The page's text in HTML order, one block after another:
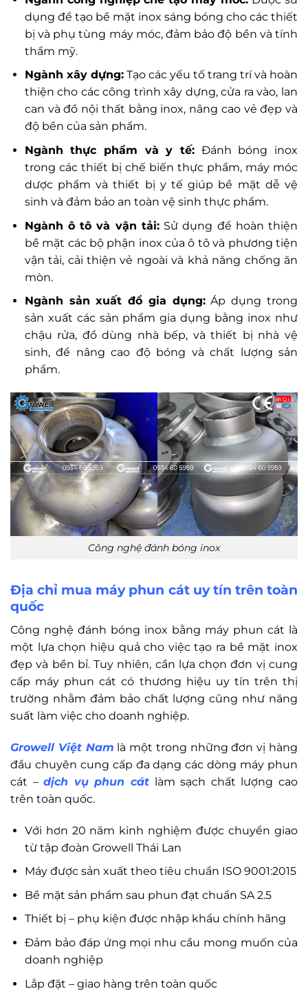
dụng để tạo bề mặt inox sáng bóng cho các thiết
bị và phụ tùng máy móc, đảm bảo độ bền và tính
thẩm mỹ.
Ngành xây dựng:Tạo các yếu tố trang trí và hoàn
thiện cho các công trình xây dựng, cửa ra vào, lan
can và đồ nội thất bằng inox, nâng cao vẻ đẹp và
độ bền của sản phẩm.
Ngành thực phẩm và y tế: Đánh bóng inox
trong các thiết bị chế biến thực phẩm, máy móc
dược phẩm và thiết bị y tế giúp bề mặt dễ vệ
sinh và đảm bảo an toàn vệ sinh thực phẩm.
Ngành ô tô và vận tải:Sử dụng để hoàn thiện
bề mặt các bộ phận inox của ô tô và phương tiện
vận tải, cải thiện vẻ ngoài và khả năng chống ăn
mòn.
Ngành sản xuất đồ gia dụng:Áp dụng trong
sản xuất các sản phẩm gia dụng bằng inox như
chậu rửa, đồ dùng nhà bếp, và thiết bị nhà vệ
sinh, để nâng cao độ bóng và chất lượng sản
phẩm.
Công nghệ đánh bóng inox
Địa chỉ mua máy phun cát uy tín trên toàn
quốc
Công nghệ đánh bóng inox bằng máy phun cát là
một lựa chọn hiệu quả cho việc tạo ra bề mặt inox
đẹp và bền bỉ. Tuy nhiên, cần lựa chọn đơn vị cung
cấp máy phun cát có thương hiệu uy tín trên thị
trường nhằm đảm bảo chất lượng cũng như năng
suất làm việc cho doanh nghiệp.
Growell Việt Nam là một trong những đơn vị hàng
đầu chuyên cung cấp đa dạng các dòng máy phun
cát –dịch vụ phun cát làm sạch chất lượng cao
trên toàn quốc.
Với hơn 20 năm kinh nghiệm được chuyển giao
từ tập đoàn Growell Thái Lan
Máy được sản xuất theo tiêu chuẩn ISO 9001:2015
Bề mặt sản phẩm sau phun đạt chuẩn SA 2.5
Thiết bị – phụ kiện được nhập khẩu chính hãng
Đảm bảo đáp ứng mọi nhu cầu mong muốn của
doanh nghiệp
Lắp đặt – giao hàng trên toàn quốc